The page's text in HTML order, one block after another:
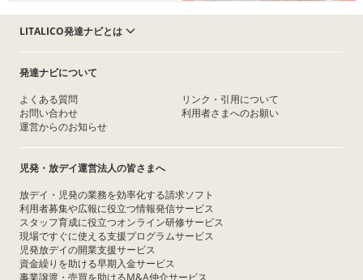
LITALICO発達ナビとは
発達ナビについて
よくある質問
お問い合わせ
運営からのお知らせ
リンク・引用について
利用者さまへのお願い
児発・放デイ運営法人の皆さまへ
放デイ・児発の業務を効率化する請求ソフト
利用者募集や広報に役立つ情報発信サービス
スタッフ育成に役立つオンライン研修サービス
現場ですぐに使える支援プログラムサービス
児発放デイの開業支援サービス
資金繰りを助ける早期入金サービス
事業譲渡・売買を助けるM&A仲介サービス